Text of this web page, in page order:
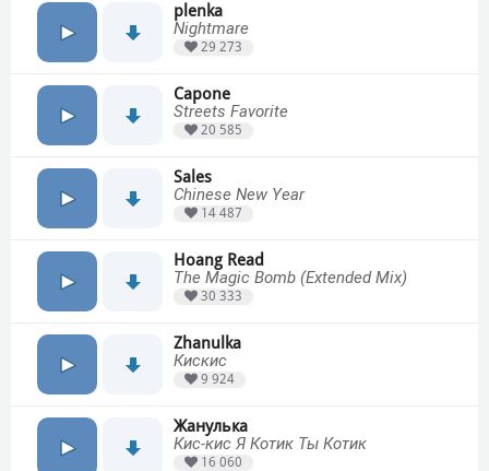
plenka
Nightmare
29 273
Capone
Streets Favorite
20 585
Sales
Chinese New Year
14 487
Hoang Read
The Magic Bomb (Extended Mix)
30 333
Zhanulka
Кискис
9 924
Жанулька
Кис-кис Я Котик Ты Котик
16 060